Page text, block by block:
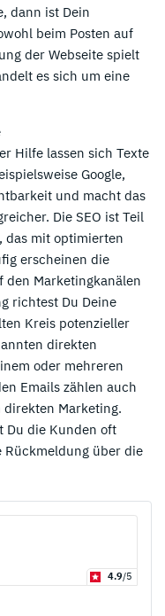
dann ist Dein
beim Posten auf
der Webseite spielt
es sich um eine
Hilfe lassen sich Texte
Google,
und macht das
Die SEO ist Teil
das mit optimierten
erscheinen die
den Marketingkanälen
richtest Du Deine
Kreis potenzieller
direkten
oder mehreren
Emails zählen auch
Marketing.
Du die Kunden oft
Rückmeldung über die
4.9/5